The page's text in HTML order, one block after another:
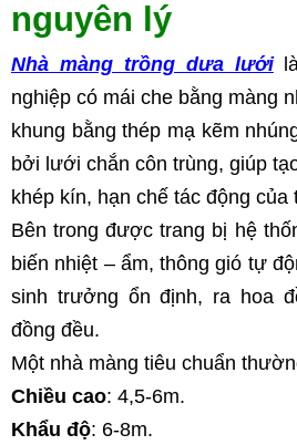
nguyên lý
Nhà màng trồng dưa lưới là
nghiệp có mái che bằng màng
khung bằng thép mạ kẽm
bởi lưới chắn côn trùng, giúp
khép kín, hạn chế tác động
Bên trong được trang bị hệ
biến nhiệt – ẩm, thông gió tự
sinh trưởng ổn định, ra hoa
đồng đều.
Một nhà màng tiêu chuẩn
Chiều cao: 4,5-6m.
Khẩu độ: 6-8m.